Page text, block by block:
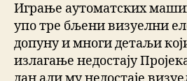
Играње аутоматских
упо тре бљени визуелни
допуну и многи детаљи
излагање недостају